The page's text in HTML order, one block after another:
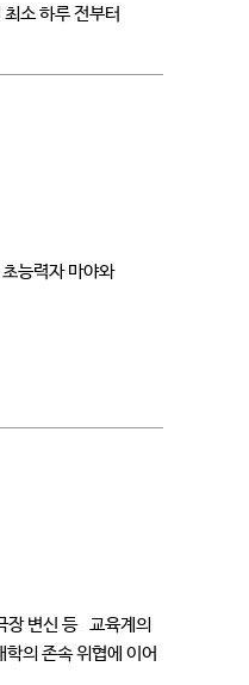
소 하루 전부터
능력자 마야와
장 변신 등 교육계의
의 존속 위협에 이어